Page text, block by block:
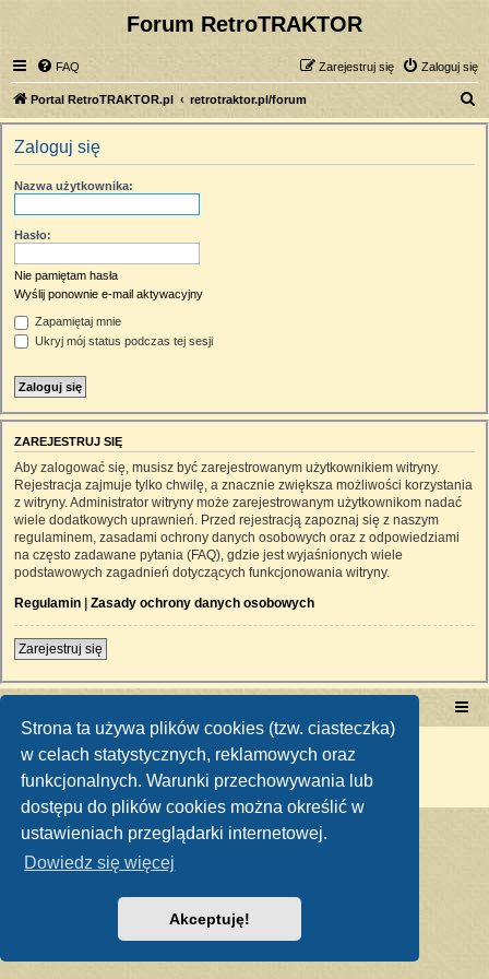
Strona ta używa plików cookies (tzw. ciasteczka)
w celach statystycznych, reklamowych oraz
funkcjonalnych. Warunki przechowywania lub
dostępu do plików cookies można określić w
ustawieniach przeglądarki internetowej.
Dowiedz się więcej
Akceptuję!
Forum RetroTRAKTOR
FAQ Zaloguj się
Zarejestruj się
Portal RetroTRAKTOR.pl retrotraktor.pl/forum
z
Zaloguj się
Nazwa użytkownika:
Hasło:
Nie pamiętam hasła
Wyślij ponownie e-mail aktywacyjny
Zapamiętaj mnie
Ukryj mój status podczas tej sesji
ZAREJESTRUJ SIĘ
Aby zalogować się, musisz być zarejestrowanym użytkownikiem witryny.
Rejestracja zajmuje tylko chwilę, a znacznie zwiększa możliwości korzystania
z witryny. Administrator witryny może zarejestrowanym użytkownikom nadać
wiele dodatkowych uprawnień. Przed rejestracją zapoznaj się z naszym
regulaminem, zasadami ochrony danych osobowych oraz z odpowiedziami
na często zadawane pytania (FAQ), gdzie jest wyjaśnionych wiele
podstawowych zagadnień dotyczących funkcjonowania witryny.
Regulamin | Zasady ochrony danych osobowych
Zarejestruj się
Technologię dostarcza phpBB ® Forum Software © phpBB Limited
Polski pakiet językowy dostarcza
Zasady ochrony danych osobowych|Regulamin